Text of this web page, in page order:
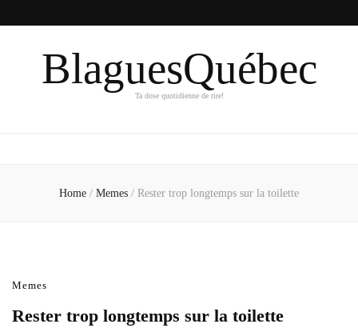
BlaguesQuébec
Ta dose quotidienne de rire!
Home / Memes / Rester trop longtemps sur la toilette
Memes
Rester trop longtemps sur la toilette